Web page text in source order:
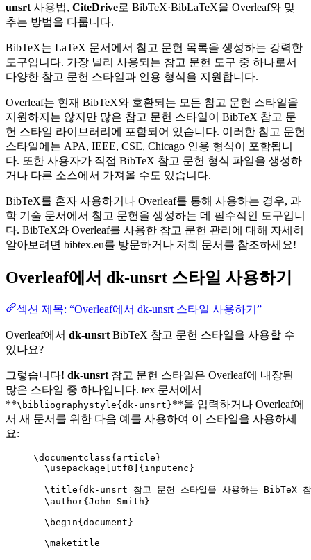
unsrt 사용법, CiteDrive로 BibTeX·BibLaTeX을 Overleaf와 맞
추는 방법을 다룹니다.
BibTeX는 LaTeX 문서에서 참고 문헌 목록을 생성하는 강력한
도구입니다. 가장 널리 사용되는 참고 문헌 도구 중 하나로서
다양한 참고 문헌 스타일과 인용 형식을 지원합니다.
Overleaf는 현재 BibTeX와 호환되는 모든 참고 문헌 스타일을
지원하지는 않지만 많은 참고 문헌 스타일이 BibTeX 참고 문
헌 스타일 라이브러리에 포함되어 있습니다. 이러한 참고 문헌
스타일에는 APA, IEEE, CSE, Chicago 인용 형식이 포함됩니
다. 또한 사용자가 직접 BibTeX 참고 문헌 형식 파일을 생성하
거나 다른 소스에서 가져올 수도 있습니다.
BibTeX를 혼자 사용하거나 Overleaf를 통해 사용하는 경우, 과
학 기술 문서에서 참고 문헌을 생성하는 데 필수적인 도구입니
다. BibTeX와 Overleaf를 사용한 참고 문헌 관리에 대해 자세히
알아보려면 bibtex.eu를 방문하거나 저희 문서를 참조하세요!
Overleaf에서 dk-unsrt 스타일 사용하기
섹션 제목: “Overleaf에서 dk-unsrt 스타일 사용하기”
Overleaf에서 dk-unsrtBibTeX 참고 문헌 스타일을 사용할 수
있나요?
그렇습니다! dk-unsrt참고 문헌 스타일은 Overleaf에 내장된
많은 스타일 중 하나입니다. tex 문서에서
**\bibliographystyle{dk-unsrt}**을 입력하거나 Overleaf에
서 새 문서를 위한 다음 예를 사용하여 이 스타일을 사용하세
요:
\documentclass{ article }
\usepackage
utf8 ]{ inputenc }
\title{dk-unsrt 참고 문헌 스타일을 사용하는 BibTeX
\author{John Smith}
\begin{ document }
\maketitle